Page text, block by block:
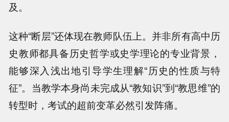
及。
这种“断层”还体现在教师队伍上。并非所有高中历
史教师都具备历史哲学或史学理论的专业背景，
能够深入浅出地引导学生理解“历史的性质与特
征”。当教学本身尚未完成从“教知识”到“教思维”的
转型时，考试的超前变革必然引发阵痛。